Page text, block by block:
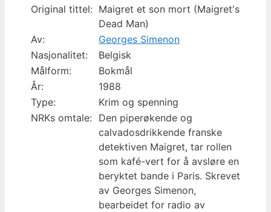
Original tittel: Maigret et son mort (Maigret's
Dead Man)
Av:
Georges Simenon
Nasjonalitet:
Belgisk
Målform:
Bokmål
År:
1988
Type:
Krim og spenning
NRKs omtale:
Den piperøkende og
calvadosdrikkende franske
detektiven Maigret, tar rollen
som kafé-vert for å avsløre en
beryktet bande i Paris. Skrevet
av Georges Simenon,
bearbeidet for radio av